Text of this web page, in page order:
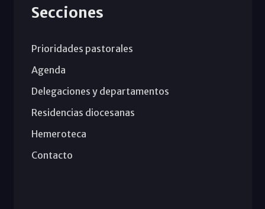
Secciones
Prioridades pastorales
Agenda
Delegaciones y departamentos
Residencias diocesanas
Hemeroteca
Contacto